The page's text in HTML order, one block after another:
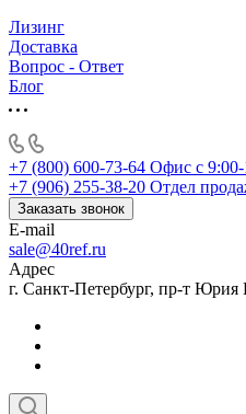
Лизинг
Доставка
Вопрос - Ответ
Блог
+7 (800) 600-73-64 Офис с
+7 (906) 255-38-20 Отдел
Заказать звонок
E-mail
sale@40ref.ru
Адрес
г. Санкт-Петербург, пр-т Юрия